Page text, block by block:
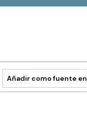
Añadir como fuente en